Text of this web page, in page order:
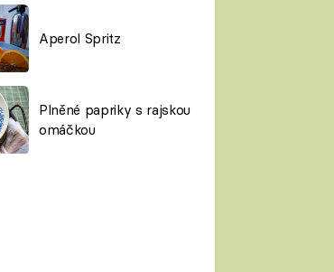
Aperol Spritz
Plněné papriky s rajskou
omáčkou